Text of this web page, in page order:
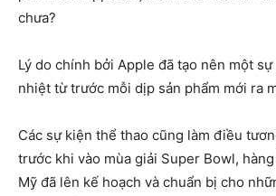
chưa?
Lý do chính bởi Apple đã tạo nên một
nhiệt từ trước mỗi dịp sản phẩm mới ra
Các sự kiện thể thao cũng làm điều
trước khi vào mùa giải Super Bowl,
Mỹ đã lên kế hoạch và chuẩn bị cho